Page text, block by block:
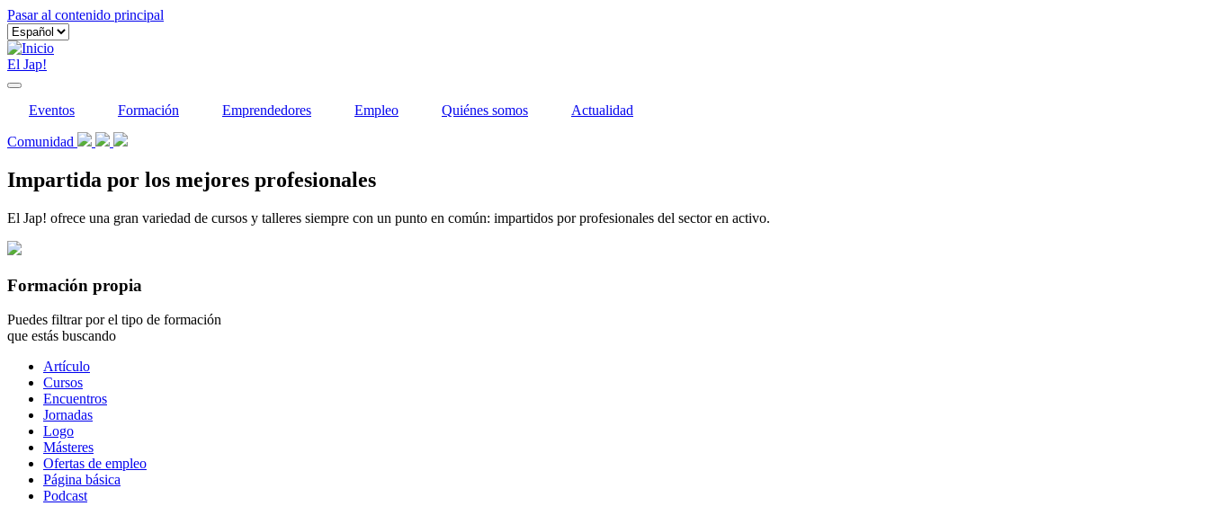
Pasar al contenido principal
El Jap!
Eventos Formación Emprendedores Empleo Quiénes somos Actualidad
Comunidad
Impartida por los mejores profesionales
El Jap! ofrece una gran variedad de cursos y talleres siempre con un punto en común: impartidos por profesionales del sector en activo.
Formación propia
Puedes filtrar por el tipo de formación
que estás buscando
Tipo
contenido
Artículo
Cursos
Encuentros
Jornadas
Logo
Másteres
Ofertas de empleo
Página básica
Podcast